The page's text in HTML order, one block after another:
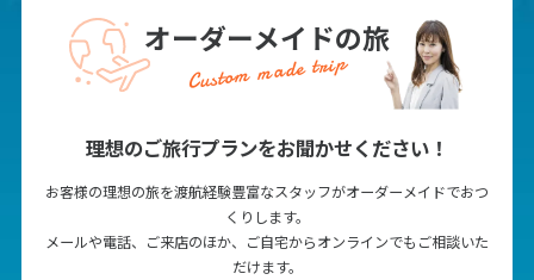
オーダーメイドの旅
Custom made trip
理想のご旅行プランをお聞かせください！
お客様の理想の旅を渡航経験豊富なスタッフがオーダーメイドでおつ
くりします。
メールや電話、ご来店のほか、ご自宅からオンラインでもご相談いた
だけます。